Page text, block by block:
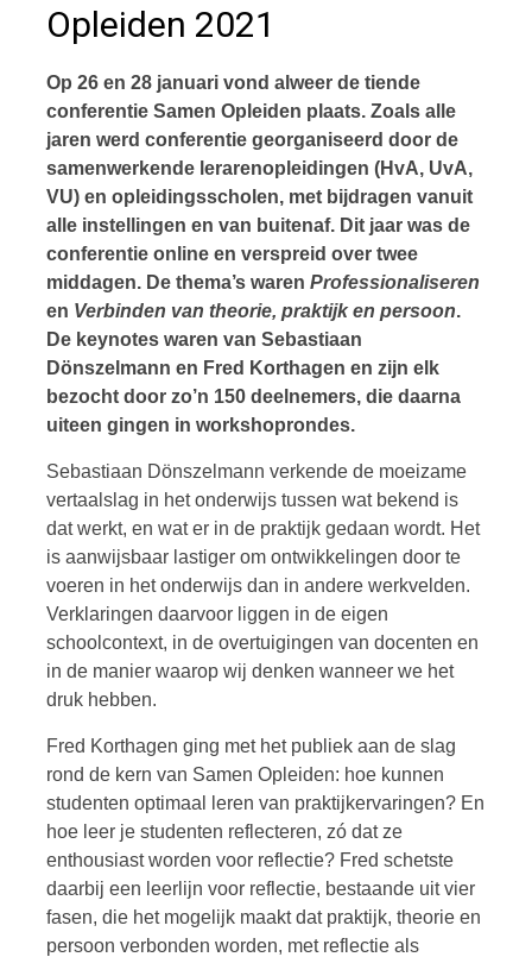
Opleiden 2021
Op 26 en 28 januari vond alweer de tiende
conferentie Samen Opleiden plaats. Zoals alle
jaren werd conferentie georganiseerd door de
samenwerkende lerarenopleidingen (HvA, UvA,
VU) en opleidingsscholen, met bijdragen vanuit
alle instellingen en van buitenaf. Dit jaar was de
conferentie online en verspreid over twee
middagen. De thema’s waren Professionaliseren
en Verbinden van theorie, praktijk en persoon.
De keynotes waren van Sebastiaan
Dönszelmann en Fred Korthagen en zijn elk
bezocht door zo’n 150 deelnemers, die daarna
uiteen gingen in workshoprondes.
Sebastiaan Dönszelmann verkende de moeizame
vertaalslag in het onderwijs tussen wat bekend is
dat werkt, en wat er in de praktijk gedaan wordt. Het
is aanwijsbaar lastiger om ontwikkelingen door te
voeren in het onderwijs dan in andere werkvelden.
Verklaringen daarvoor liggen in de eigen
schoolcontext, in de overtuigingen van docenten en
in de manier waarop wij denken wanneer we het
druk hebben.
Fred Korthagen ging met het publiek aan de slag
rond de kern van Samen Opleiden: hoe kunnen
studenten optimaal leren van praktijkervaringen? En
hoe leer je studenten reflecteren, zó dat ze
enthousiast worden voor reflectie? Fred schetste
daarbij een leerlijn voor reflectie, bestaande uit vier
fasen, die het mogelijk maakt dat praktijk, theorie en
persoon verbonden worden, met reflectie als